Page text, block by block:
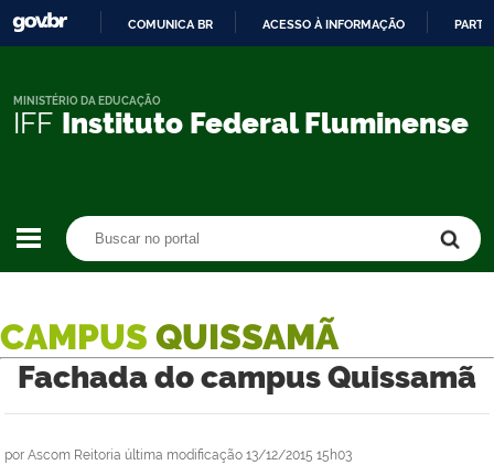
CONTEÚDO
COMUNICA BR ACESSO À INFORMAÇÃO
IFF Instituto Federal Fluminense
MINISTÉRIO DA EDUCAÇÃO
CAMPUS QUISSAMÃ
Fachada do campus Quissamã
por Ascom Reitoria última modificação 13/12/2015 15h03